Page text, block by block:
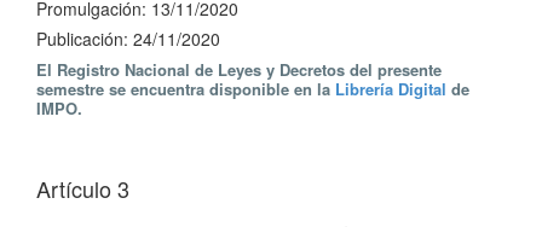
Promulgación: 13/11/2020
Publicación: 24/11/2020
El Registro Nacional de Leyes y Decretos del presente
semestre se encuentra disponible en la Librería Digital de
IMPO.
Artículo 3